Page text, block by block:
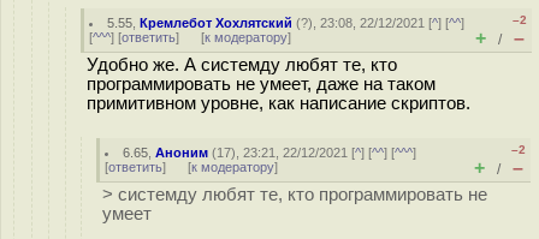
5.55 ,Кремлебот Хохлятский (?), 23:08, 22/12/2021 [^] [^^]
[^^^] [ответить] [к модератору]
–2
+ / –
Удобно же. А системду любят те, кто
программировать не умеет, даже на таком
примитивном уровне, как написание скриптов.
6.65 ,Аноним (17), 23:21, 22/12/2021 [^] [^^] [^^^]
[ответить] [к модератору]
–2
+ / –
> системду любят те, кто программировать не
умеет